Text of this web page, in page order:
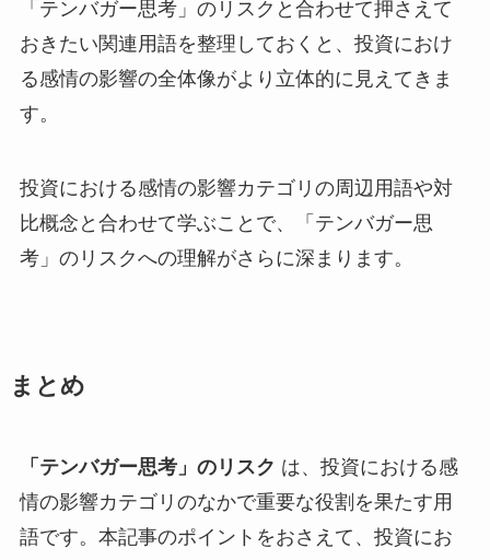
「テンバガー思考」のリスクと合わせて押さえて
おきたい関連用語を整理しておくと、投資におけ
る感情の影響の全体像がより立体的に見えてきま
す。
投資における感情の影響カテゴリの周辺用語や対
比概念と合わせて学ぶことで、「テンバガー思
考」のリスクへの理解がさらに深まります。
まとめ
「テンバガー思考」のリスク は、投資における感
情の影響カテゴリのなかで重要な役割を果たす用
語です。本記事のポイントをおさえて、投資にお